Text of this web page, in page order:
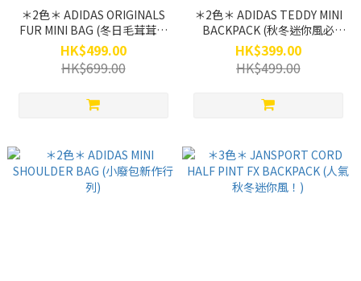
＊2色＊ ADIDAS ORIGINALS
FUR MINI BAG (冬日毛茸茸系
列)
HK$499.00
HK$699.00
＊2色＊ ADIDAS TEDDY MINI
BACKPACK (秋冬迷你風必
點！)
HK$399.00
HK$499.00